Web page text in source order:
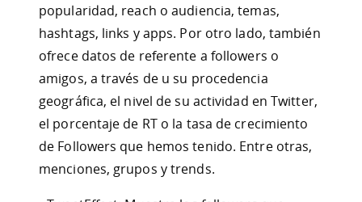
popularidad, reach o audiencia, temas,
hashtags, links y apps. Por otro lado, también
ofrece datos de referente a followers o
amigos, a través de u su procedencia
geográfica, el nivel de su actividad en Twitter,
el porcentaje de RT o la tasa de crecimiento
de Followers que hemos tenido. Entre otras,
menciones, grupos y trends.